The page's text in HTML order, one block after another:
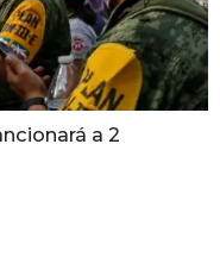
a 2